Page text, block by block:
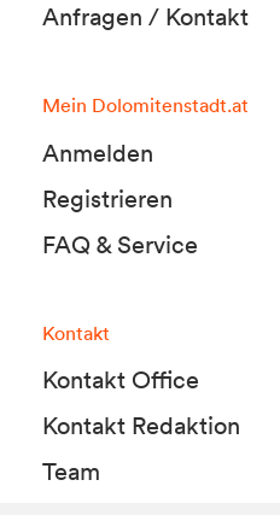
Anfragen / Kontakt
Mein Dolomitenstadt.at
Anmelden
Registrieren
FAQ & Service
Kontakt
Kontakt Office
Kontakt Redaktion
Team